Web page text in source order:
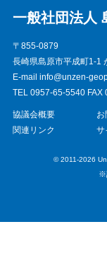
協議会概要 お
関連リンク
サ
© 2011-2026
※
一般社団法人
〒855-0879
長崎県島原市平成町1-1
E-mail info@unzen-
TEL 0957-65-5540 FAX